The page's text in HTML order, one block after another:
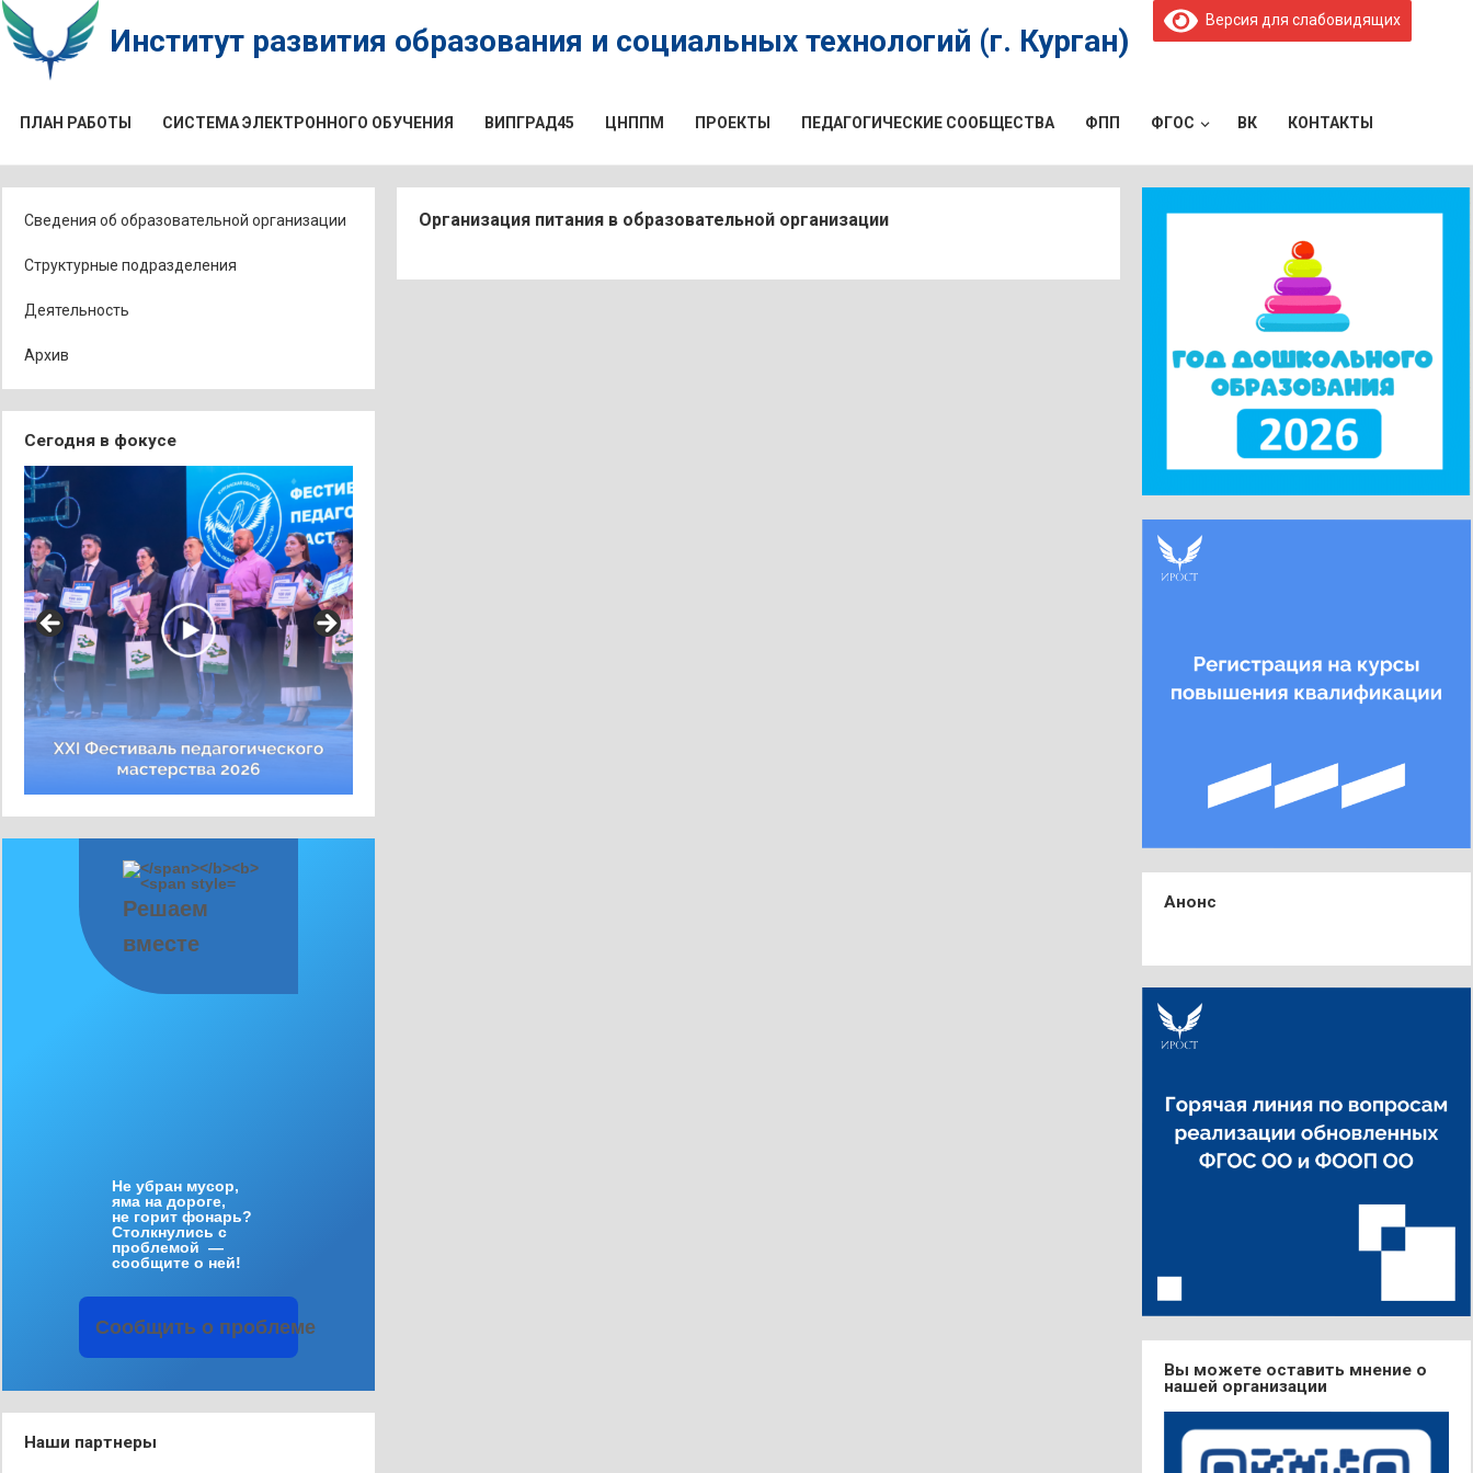
Институт развития образования и социальных технологий (г. Курган)
ПЛАН РАБОТЫ СИСТЕМА ЭЛЕКТРОННОГО ОБУЧЕНИЯ ВИПГРАД45 ЦНППМ ПРОЕКТЫ ПЕДАГОГИЧЕСКИЕ СООБЩЕСТВА ФПП ФГОС ВК КОНТАКТЫ
Версия для слабовидящих
Сведения об образовательной организации
Структурные подразделения
Деятельность
Архив
Сегодня в фокусе
Решаем
вместе
Не убран мусор,
яма на дороге,
не горит фонарь?
Столкнулись с
проблемой —
сообщите о ней!
Сообщить о проблеме
Наши партнеры
Организация питания в образовательной организации
Анонс
Вы можете оставить мнение о
нашей организации